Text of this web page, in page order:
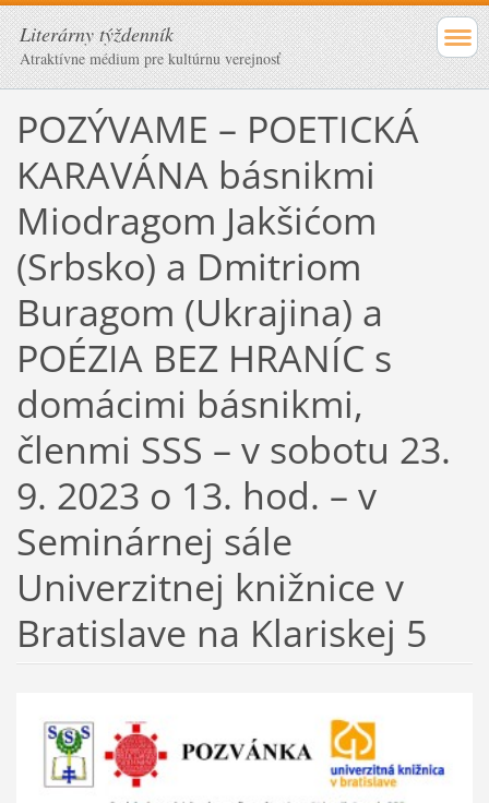
Literárny týždenník
Atraktívne médium pre kultúrnu verejnosť
POZÝVAME – POETICKÁ
KARAVÁNA básnikmi
Miodragom Jakšićom
(Srbsko) a Dmitriom
Buragom (Ukrajina) a
POÉZIA BEZ HRANÍC s
domácimi básnikmi,
členmi SSS – v sobotu 23.
9. 2023 o 13. hod. – v
Seminárnej sále
Univerzitnej knižnice v
Bratislave na Klariskej 5